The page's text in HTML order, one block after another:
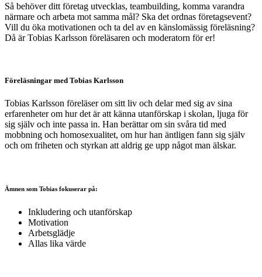
Så behöver ditt företag utvecklas, teambuilding, komma varandra
närmare och arbeta mot samma mål? Ska det ordnas företagsevent?
Vill du öka motivationen och ta del av en känslomässig föreläsning?
Då är Tobias Karlsson föreläsaren och moderatorn för er!
Föreläsningar med Tobias Karlsson
Tobias Karlsson föreläser om sitt liv och delar med sig av sina
erfarenheter om hur det är att känna utanförskap i skolan, ljuga för
sig själv och inte passa in. Han berättar om sin svåra tid med
mobbning och homosexualitet, om hur han äntligen fann sig själv
och om friheten och styrkan att aldrig ge upp något man älskar.
Ämnen som Tobias fokuserar på:
Inkludering och utanförskap
Motivation
Arbetsglädje
Allas lika värde